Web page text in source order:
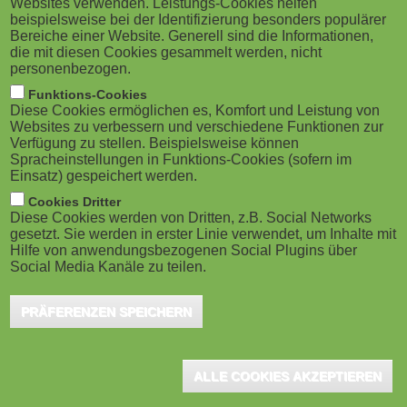
M
o
b
i
l
e
)
g
a
o
n
Datenschutz wieder zahlreiche
Umwälzungen, Herausforderungen, Chancen und
Trends. Fünf Experten geben ihre aktuelle
Einschätzung ab: zum Potenzial generativer KI für den
Sicherheitssektor; zur KI-Automatisierung und Cloud-
Transformation für die IT-Sicherheit; dazu dass BYOD-
Modelle erweiterte Sicherheit für mobile Endgeräte
erfordern; dass Cyberangriffe sich zunehmend auf
Datendiebstahl statt Erpressung fokussieren und dass
sich IT-Sicherheit vom Kostenpunkt zur strategischen
Priorität entwickelt.
Jochen Sauer, Architect & Engineering Manager bei Axis
Websites verwenden. Leistungs-Cookies helfen
beispielsweise bei der Identifizierung besonders populärer
Bereiche einer Website. Generell sind die Informationen,
die mit diesen Cookies gesammelt werden, nicht
personenbezogen.
Funktions-Cookies
Diese Cookies ermöglichen es, Komfort und Leistung von
Websites zu verbessern und verschiedene Funktionen zur
Verfügung zu stellen. Beispielsweise können
Spracheinstellungen in Funktions-Cookies (sofern im
Einsatz) gespeichert werden.
Cookies Dritter
Diese Cookies werden von Dritten, z.B. Social Networks
gesetzt. Sie werden in erster Linie verwendet, um Inhalte mit
Hilfe von anwendungsbezogenen Social Plugins über
Social Media Kanäle zu teilen.
PRÄFERENZEN SPEICHERN
ALLE COOKIES AKZEPTIEREN